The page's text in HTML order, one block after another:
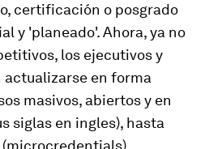
certificación o posgrado
y 'planeado'. Ahora, ya no
los ejecutivos y
en forma
masivos, abiertos y en
siglas en ingles), hasta